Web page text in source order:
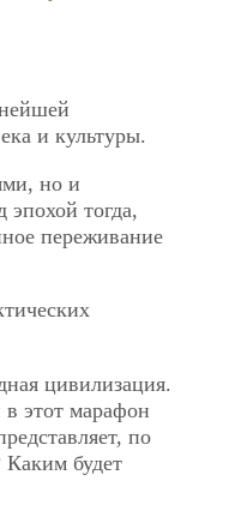
и культуры.
но и
тогда,
переживание
цивилизация.
этот марафон
по
Каким будет